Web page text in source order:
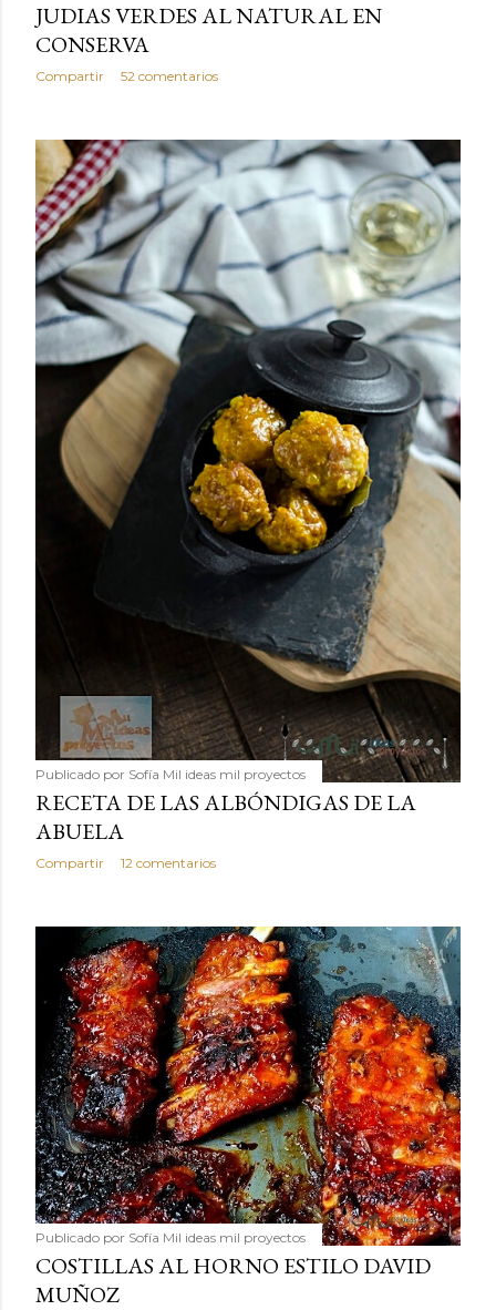
JUDIAS VERDES AL NATURAL EN
CONSERVA
Compartir 52 comentarios
Publicado por Sofía Mil ideas mil proyectos
RECETA DE LAS ALBÓNDIGAS DE LA
ABUELA
Compartir 12 comentarios
Publicado por Sofía Mil ideas mil proyectos
COSTILLAS AL HORNO ESTILO DAVID
MUÑOZ